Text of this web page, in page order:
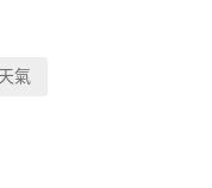
氣